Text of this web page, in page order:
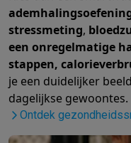
Outlet
OutletAlle outlet deals
stressmeting,
een onregelmatige
stappen,
je een duidelijker
dagelijkse gewoontes.
Ontdek